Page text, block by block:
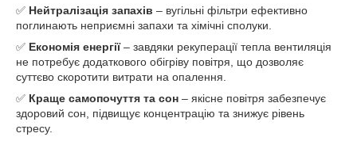
✅ Нейтралізація запахів – вугільні фільтри ефективно
поглинають неприємні запахи та хімічні сполуки.
✅ Економія енергії– завдяки рекуперації тепла вентиляція
не потребує додаткового обігріву повітря, що дозволяє
суттєво скоротити витрати на опалення.
✅ Краще самопочуття та сон – якісне повітря забезпечує
здоровий сон, підвищує концентрацію та знижує рівень
стресу.